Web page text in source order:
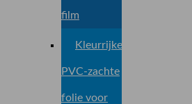
film
Kleurrijke
PVC-zachte
folie voor